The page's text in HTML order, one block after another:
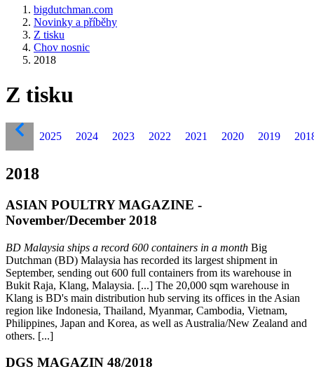
bigdutchman.com
Novinky a příběhy
Z tisku
Chov nosnic
2018
Z tisku
2025 2024 2023 2022 2021 2020 2019
2018
ASIAN POULTRY MAGAZINE -
November/December 2018
BD Malaysia ships a record 600 containers in a month Big
Dutchman (BD) Malaysia has recorded its largest shipment in
September, sending out 600 full containers from its warehouse in
Bukit Raja, Klang, Malaysia. [...] The 20,000 sqm warehouse in
Klang is BD's main distribution hub serving its offices in the Asian
region like Indonesia, Thailand, Myanmar, Cambodia, Vietnam,
Philippines, Japan and Korea, as well as Australia/New Zealand and
others. [...]
DGS MAGAZIN 48/2018